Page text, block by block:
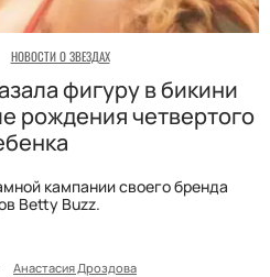
НОВОСТИ О ЗВЕЗДАХ
фигуру в бикини
рождения четвертого
кампании своего бренда
Betty Buzz.
Анастасия Дроздова